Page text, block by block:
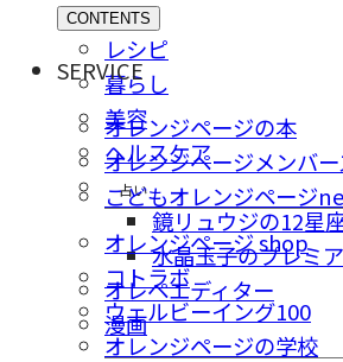
CONTENTS
レシピ
暮らし
美容
ヘルスケア
占い
鏡リュウジの12星
水晶玉子のプレミ
オレペエディター
漫画
SERVICE
オレンジページの本
オレンジページメンバ
こどもオレンジページ
オレンジページ shop
コトラボ
ウェルビーイング100
オレンジページの学校